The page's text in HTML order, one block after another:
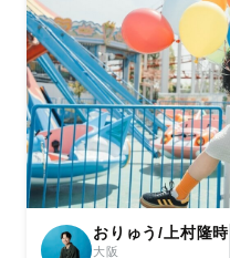
おりゅう/上村隆時
大阪